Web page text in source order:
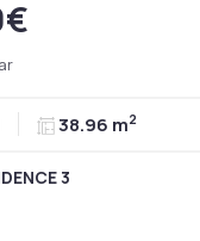
38.96 m2
3